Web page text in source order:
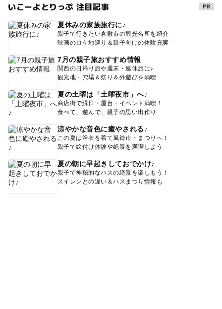
いこーよとりっぷ 注目記事
夏休みの家族旅行に♪
親子で行きたい倉敷市の観光名所を紹介
映画のロケ地巡り＆親子向けの体験充実
7月の親子旅おすすめ情報
関西の日帰り旅や週末・連休旅に♪
観光地・穴場＆祭り＆外遊びを満喫
夏の土曜は「土曜夜市」へ♪
商店街で縁日・屋台・イベント満喫！
食べて、遊んで、親子の思い出作り
涼やかな音色に癒やされる♪
この夏は浴衣を着て風鈴市・まつりへ！
親子で絵付け体験や絶景を満喫しよう
夏の朝に早起きしておでかけ♪
親子で神秘的なハスの絶景を楽しもう！
スイレンとの違い＆ハスまつり情報も